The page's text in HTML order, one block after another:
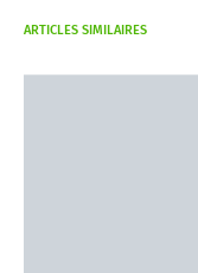
ARTICLES SIMILAIRES